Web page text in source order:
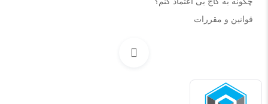
قوانین و مقررات